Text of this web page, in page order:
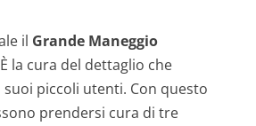
il Grande Maneggio
la cura del dettaglio che
piccoli utenti. Con questo
prendersi cura di tre